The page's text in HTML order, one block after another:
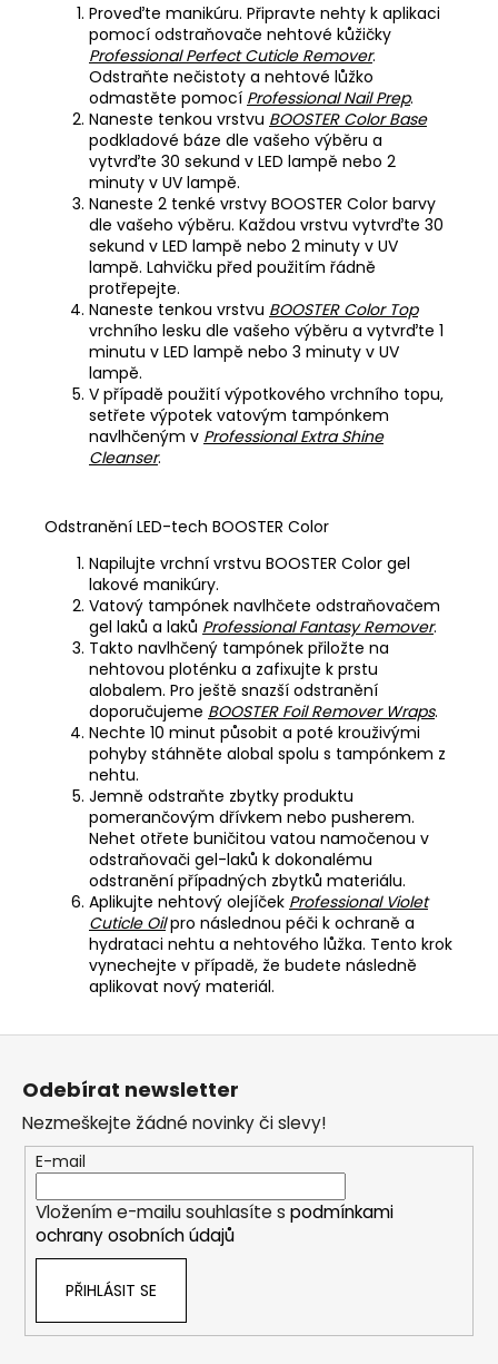
Proveďte manikúru. Připravte nehty k aplikaci
pomocí odstraňovače nehtové kůžičky
Professional Perfect Cuticle Remover.
Odstraňte nečistoty a nehtové lůžko
odmastěte pomocí Professional Nail Prep.
Naneste tenkou vrstvu BOOSTER Color Base
podkladové báze dle vašeho výběru a
vytvrďte 30 sekund v LED lampě nebo 2
minuty v UV lampě.
Naneste 2 tenké vrstvy BOOSTER Color barvy
dle vašeho výběru. Každou vrstvu vytvrďte 30
sekund v LED lampě nebo 2 minuty v UV
lampě. Lahvičku před použitím řádně
protřepejte.
Naneste tenkou vrstvu BOOSTER Color Top
vrchního lesku dle vašeho výběru a vytvrďte 1
minutu v LED lampě nebo 3 minuty v UV
lampě.
V případě použití výpotkového vrchního topu,
setřete výpotek vatovým tampónkem
navlhčeným v Professional Extra Shine
Cleanser.
Odstranění LED-tech BOOSTER Color
Napilujte vrchní vrstvu BOOSTER Color gel
lakové manikúry.
Vatový tampónek navlhčete odstraňovačem
gel laků a laků Professional Fantasy Remover.
Takto navlhčený tampónek přiložte na
nehtovou ploténku a zafixujte k prstu
alobalem. Pro ještě snazší odstranění
doporučujeme BOOSTER Foil Remover Wraps.
Nechte 10 minut působit a poté krouživými
pohyby stáhněte alobal spolu s tampónkem z
nehtu.
Jemně odstraňte zbytky produktu
pomerančovým dřívkem nebo pusherem.
Nehet otřete buničitou vatou namočenou v
odstraňovači gel-laků k dokonalému
odstranění případných zbytků materiálu.
Aplikujte nehtový olejíček Professional Violet
Cuticle Oilpro následnou péči k ochraně a
hydrataci nehtu a nehtového lůžka. Tento krok
vynechejte v případě, že budete následně
aplikovat nový materiál.
Z
Odebírat newsletter
Nezmeškejte žádné novinky či slevy!
E-mail
Vložením e-mailu souhlasíte s podmínkami
ochrany osobních údajů
PŘIHLÁSIT SE